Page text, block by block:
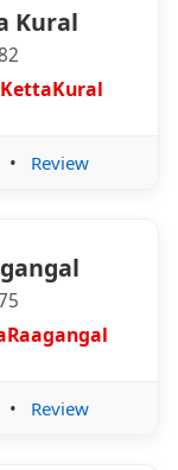
Kural
• Review
• Review